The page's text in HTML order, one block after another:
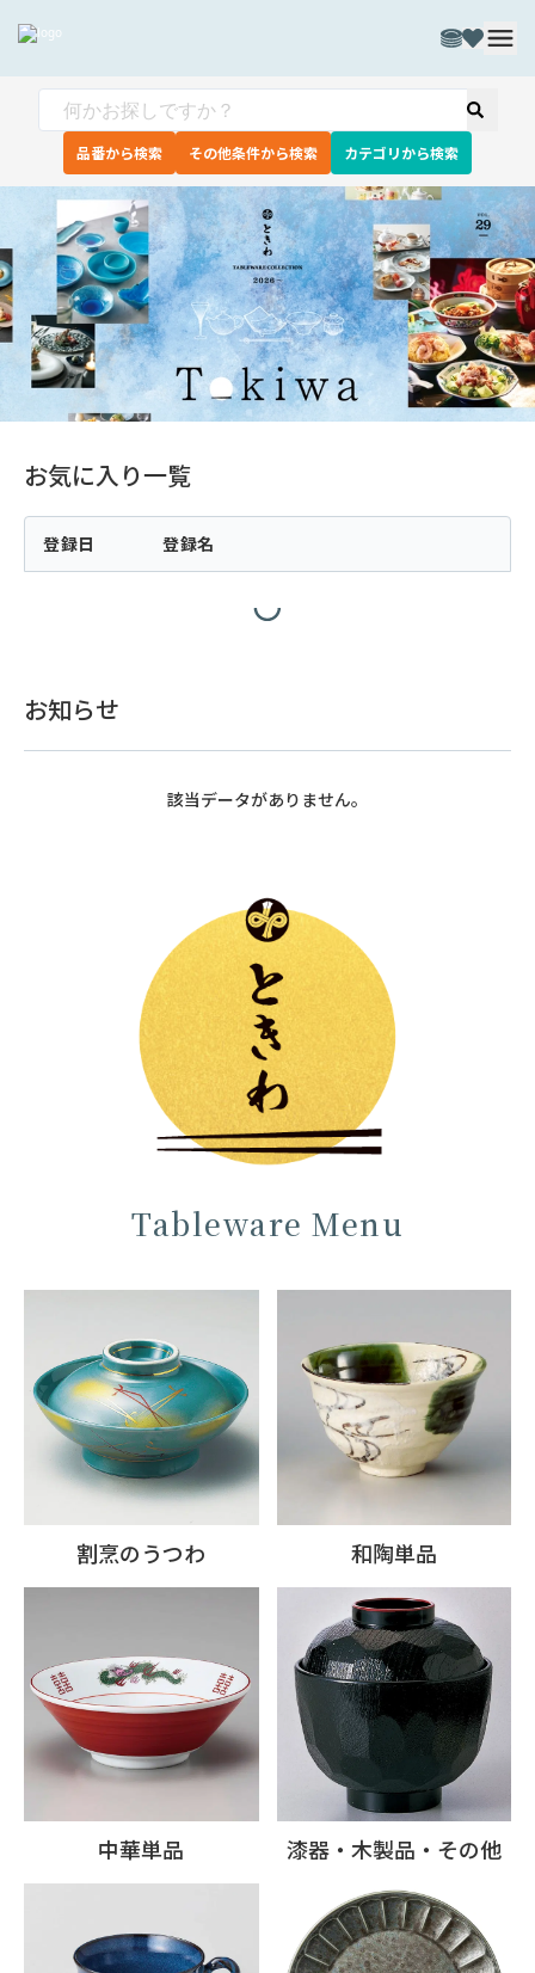
品番から検索 その他条件から検索 カテゴリから検索
お気に入り一覧
登録日 登録名
お知らせ
該当データがありません。
Tableware Menu
割烹のうつわ 和陶単品
中華単品 漆器・木製品・その他